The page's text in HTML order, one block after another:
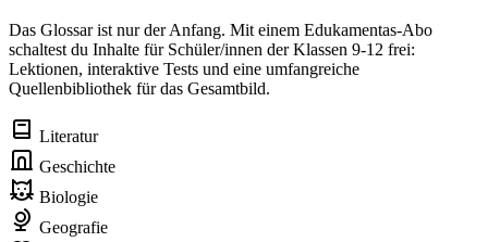
Das Glossar ist nur der Anfang. Mit einem Edukamentas-Abo
schaltest du Inhalte für Schüler/innen der Klassen 9-12 frei:
Lektionen, interaktive Tests und eine umfangreiche
Quellenbibliothek für das Gesamtbild.
Literatur
Geschichte
Biologie
Geografie